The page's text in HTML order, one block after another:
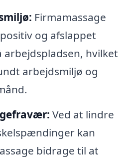
Firmamassage
og afslappet
hvilket
arbejdsmiljø og
Ved at lindre
kan
bidrage til at